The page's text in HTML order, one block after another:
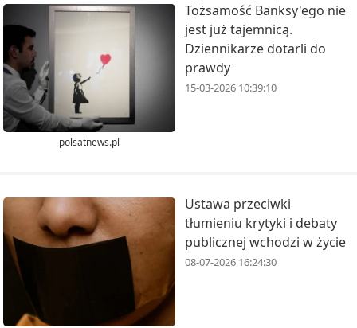
polsatnews.pl
Tożsamość Banksy'ego nie
jest już tajemnicą.
Dziennikarze dotarli do
prawdy
15-03-2026 10:39:10
Ustawa przeciwki
tłumieniu krytyki i debaty
publicznej wchodzi w życie
08-07-2026 16:24:30